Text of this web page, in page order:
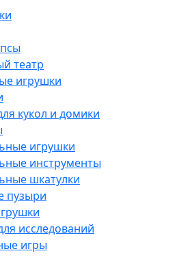
театр
игрушки
кукол и домики
игрушки
инструменты
шкатулки
пузыри
исследований
игры